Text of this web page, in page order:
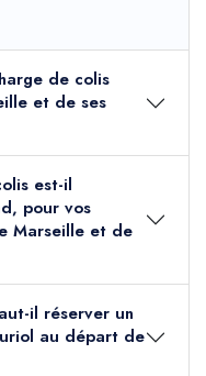
de colis
et de ses
est-il
pour vos
Marseille et de
il réserver un
au départ de